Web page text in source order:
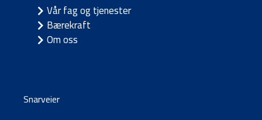
Vår fag og tjenester
Bærekraft
Om oss
Snarveier